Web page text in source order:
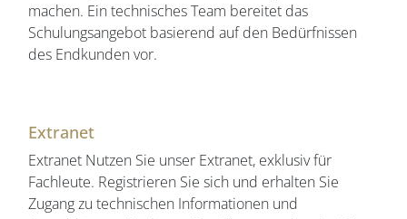
machen. Ein technisches Team bereitet das
Schulungsangebot basierend auf den Bedürfnissen
des Endkunden vor.
Extranet
Extranet Nutzen Sie unser Extranet, exklusiv für
Fachleute. Registrieren Sie sich und erhalten Sie
Zugang zu technischen Informationen und